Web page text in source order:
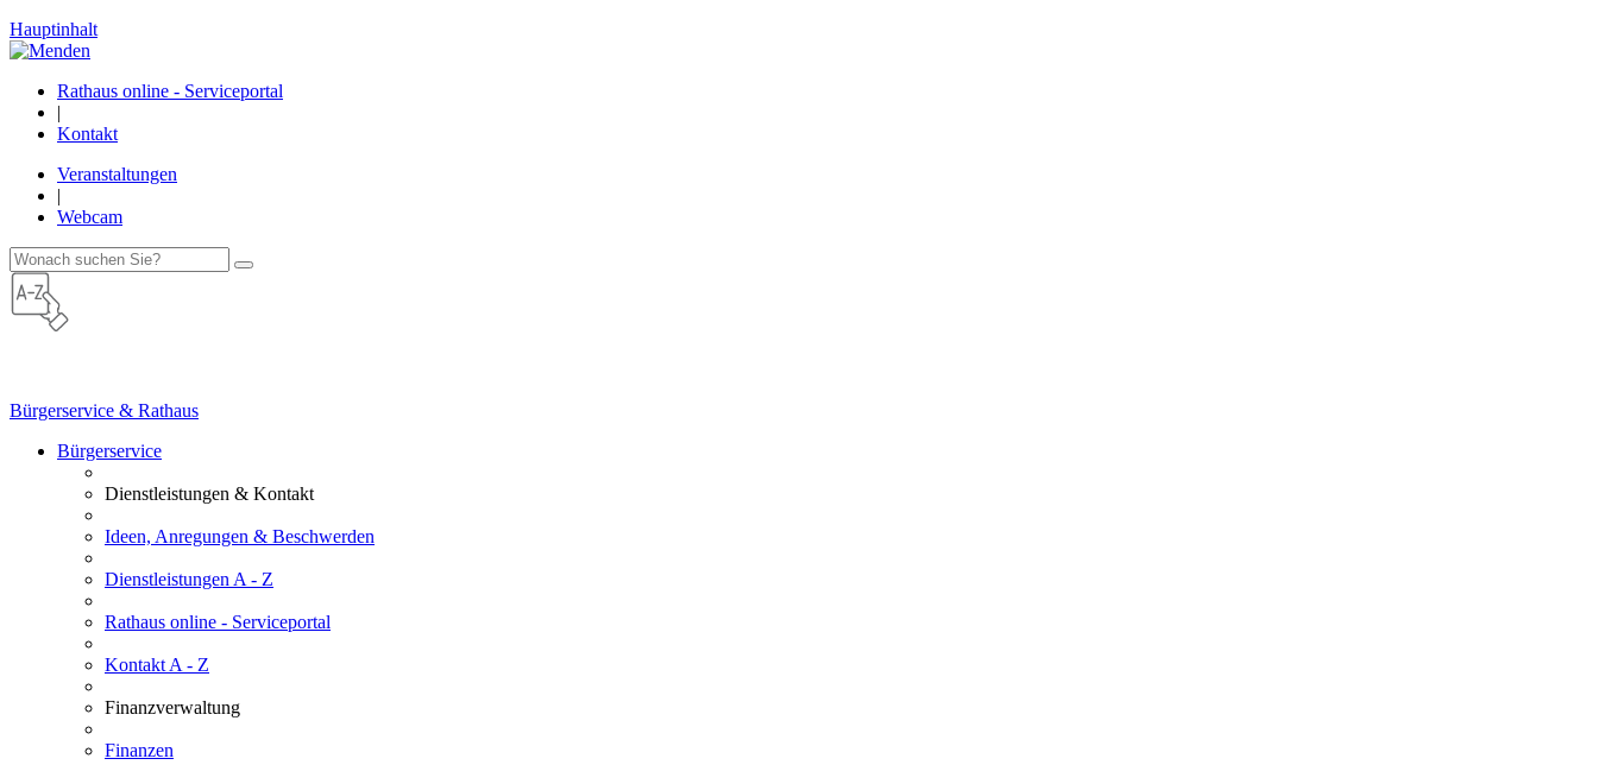
Hauptinhalt
Rathaus online - Serviceportal
|
Kontakt
Veranstaltungen
|
Webcam
Bürgerservice & Rathaus
Bürgerservice
Dienstleistungen & Kontakt
Ideen, Anregungen & Beschwerden
Dienstleistungen A - Z
Rathaus online - Serviceportal
Kontakt A - Z
Finanzverwaltung
Finanzen